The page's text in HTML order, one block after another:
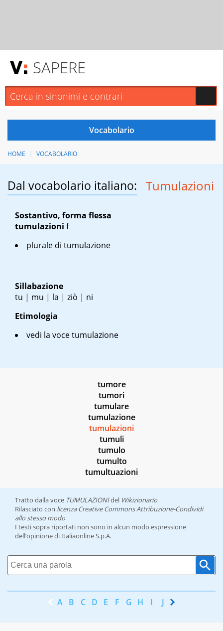
SAPERE
HOME VOCABOLARIO
Dal vocabolario italiano: Tumulazioni
Sostantivo, forma flessa
tumulazioni f
plurale di tumulazione
Sillabazione
tu | mu | la | ziò | ni
Etimologia
vedi la voce tumulazione
tumore
tumori
tumulare
tumulazione
tumulazioni
tumuli
tumulo
tumulto
tumultuazioni
Tratto dalla voce TUMULAZIONIdel Wikizionario
Rilasciato con licenza Creative Commons Attribuzione-Condividi
allo stesso modo
I testi sopra riportati non sono in alcun modo espressione
dell’opinione di Italiaonline S.p.A.
A B C D E F G H I J K